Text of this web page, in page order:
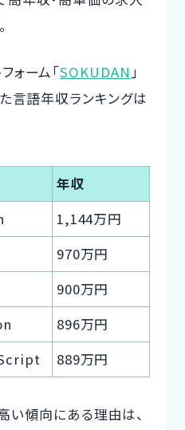
ォーム「SOKUDAN」
言語年収ランキングは
年収
1,144万円
970万円
900万円
896万円
889万円
傾向にある理由は、